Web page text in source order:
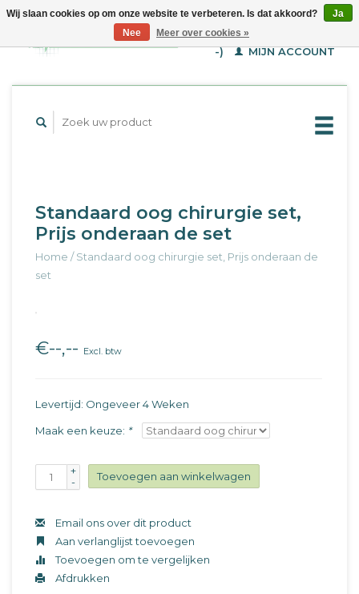
WINKELWAGEN (€--,-
-)
MIJN ACCOUNT
Standaard oog chirurgie set,
Prijs onderaan de set
Home /Standaard oog chirurgie set, Prijs onderaan de
set
€--,-- Excl. btw
Levertijd: Ongeveer 4 Weken
Maak een keuze: *
+
-
Toevoegen aan winkelwagen
Email ons over dit product
Aan verlanglijst toevoegen
Toevoegen om te vergelijken
Afdrukken
Wij slaan cookies op om onze website te verbeteren. Is dat akkoord?
Ja
Nee
Meer over cookies »